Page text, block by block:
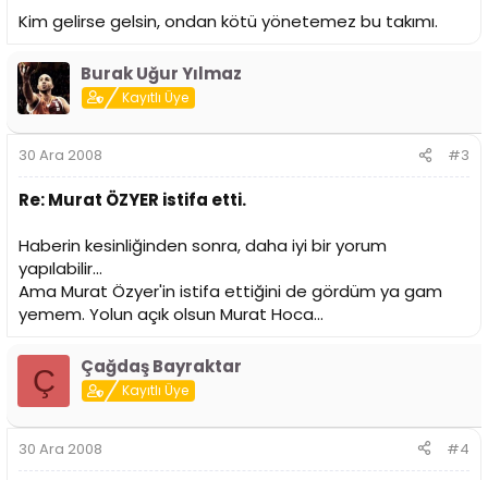
Kim gelirse gelsin, ondan kötü yönetemez bu takımı.
Burak Uğur Yılmaz
Kayıtlı Üye
30 Ara 2008 #3
Re: Murat ÖZYER istifa etti.
Haberin kesinliğinden sonra, daha iyi bir yorum
yapılabilir...
Ama Murat Özyer'in istifa ettiğini de gördüm ya gam
yemem. Yolun açık olsun Murat Hoca...
Ç Çağdaş Bayraktar
Kayıtlı Üye
30 Ara 2008 #4